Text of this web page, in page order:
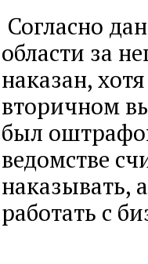
Согласно
области за
наказан,
вторичном
был
ведомстве
наказывать,
работать с